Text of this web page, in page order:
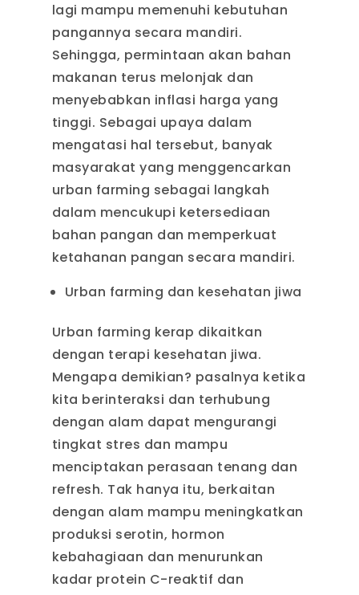
lagi mampu memenuhi kebutuhan
pangannya secara mandiri.
Sehingga, permintaan akan bahan
makanan terus melonjak dan
menyebabkan inflasi harga yang
tinggi. Sebagai upaya dalam
mengatasi hal tersebut, banyak
masyarakat yang menggencarkan
urban farming sebagai langkah
dalam mencukupi ketersediaan
bahan pangan dan memperkuat
ketahanan pangan secara mandiri.
Urban farming dan kesehatan jiwa
Urban farming kerap dikaitkan
dengan terapi kesehatan jiwa.
Mengapa demikian? pasalnya ketika
kita berinteraksi dan terhubung
dengan alam dapat mengurangi
tingkat stres dan mampu
menciptakan perasaan tenang dan
refresh. Tak hanya itu, berkaitan
dengan alam mampu meningkatkan
produksi serotin, hormon
kebahagiaan dan menurunkan
kadar protein C-reaktif dan